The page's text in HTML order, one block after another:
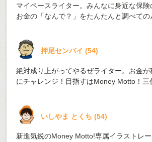
マイペースライター。みんなに身近な保険
お金の「なんで？」をたんたんと調べての
押尾センパイ(54)
絶対成り上がってやるぜライター。お金
にチャレンジ！目指すはMoney Motto！三
いしやま とくち(54)
新進気鋭のMoney Motto!専属イラストレ